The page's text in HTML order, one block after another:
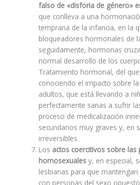
falso de «disforia de género»
que conlleva a una
temprana de la infancia, en la
bloqueadores hormonales de
seguidamente, hormonas
normal desarrollo de los
Tratamiento hormonal, del
conociendo el impacto sobre
adultos, que está llevando a
perfectamente sanas a sufrir
proceso de medicalización
secundarios muy graves y, en
irreversibles.
Los actos coercitivos sobre las
homosexualesy, en especial,
lesbianas para que
con personas del sexo